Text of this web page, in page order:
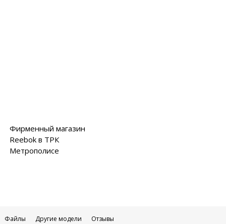
Фирменный магазин
Reebok в ТРК
Метрополисе
Файлы Другие модели Отзывы